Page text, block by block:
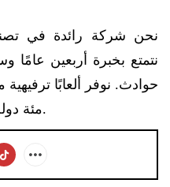
نحن شركة رائدة في
نتمتع بخبرة أربعين
حوادث. نوفر ألعابًا
مئة دولة مباشرة من مصنعنا الرئيسي.